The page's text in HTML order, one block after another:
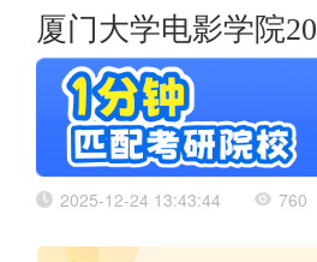
厦门大学电影学院
2025-12-24 13:43:44 760